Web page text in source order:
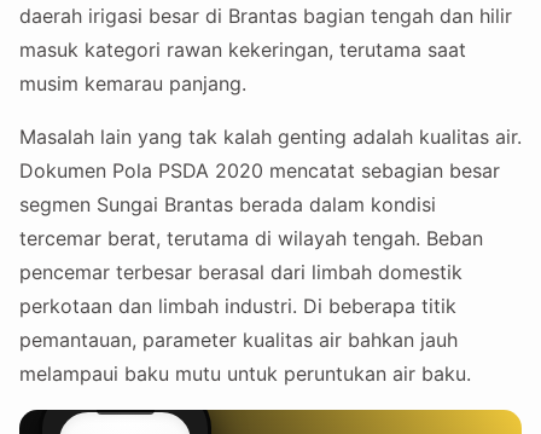
daerah irigasi besar di Brantas bagian tengah dan hilir
masuk kategori rawan kekeringan, terutama saat
musim kemarau panjang.
Masalah lain yang tak kalah genting adalah kualitas air.
Dokumen Pola PSDA 2020 mencatat sebagian besar
segmen Sungai Brantas berada dalam kondisi
tercemar berat, terutama di wilayah tengah. Beban
pencemar terbesar berasal dari limbah domestik
perkotaan dan limbah industri. Di beberapa titik
pemantauan, parameter kualitas air bahkan jauh
melampaui baku mutu untuk peruntukan air baku.